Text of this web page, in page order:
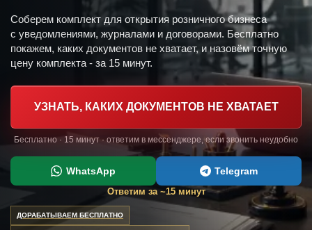
Соберем комплект для открытия розничного бизнеса
с уведомлениями, журналами и договорами. Бесплатно
покажем, каких документов не хватает, и назовём точную
цену комплекта - за 15 минут.
УЗНАТЬ, КАКИХ ДОКУМЕНТОВ НЕ ХВАТАЕТ
Бесплатно · 15 минут · ответим в мессенджере, если звонить неудобно
WhatsApp Telegram
Ответим за ~15 минут
ДОРАБАТЫВАЕМ БЕСПЛАТНО